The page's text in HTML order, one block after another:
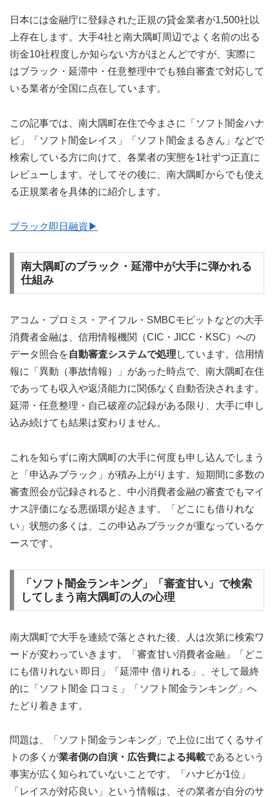
日本には金融庁に登録された正規の貸金業者が1,500社以
上存在します。大手4社と南大隅町周辺でよく名前の出る
街金10社程度しか知らない方がほとんどですが、実際に
はブラック・延滞中・任意整理中でも独自審査で対応して
いる業者が全国に点在しています。
この記事では、南大隅町在住で今まさに「ソフト闇金ハナ
ビ」「ソフト闇金レイス」「ソフト闇金まるきん」などで
検索している方に向けて、各業者の実態を1社ずつ正直に
レビューします。そしてその後に、南大隅町からでも使え
る正規業者を具体的に紹介します。
ブラック即日融資▶
南大隅町のブラック・延滞中が大手に弾かれる
仕組み
アコム・プロミス・アイフル・SMBCモビットなどの大手
消費者金融は、信用情報機関（CIC・JICC・KSC）への
データ照合を自動審査システムで処理 しています。信用情
報に「異動（事故情報）」があった時点で、南大隅町在住
であっても収入や返済能力に関係なく自動否決されます。
延滞・任意整理・自己破産の記録がある限り、大手に申し
込み続けても結果は変わりません。
これを知らずに南大隅町の大手に何度も申し込んでしまう
と「申込みブラック」が積み上がります。短期間に多数の
審査照会が記録されると、中小消費者金融の審査でもマイ
ナス評価になる悪循環が起きます。「どこにも借りれな
い」状態の多くは、この申込みブラックが重なっているケ
ースです。
「ソフト闇金ランキング」「審査甘い」で検索
してしまう南大隅町の人の心理
南大隅町で大手を連続で落とされた後、人は次第に検索ワ
ードが変わっていきます。「審査甘い消費者金融」「どこ
にも借りれない 即日」「延滞中 借りれる」、そして最終
的に「ソフト闇金 口コミ」「ソフト闇金ランキング」へ
たどり着きます。
問題は、「ソフト闇金ランキング」で上位に出てくるサイ
トの多くが業者側の自演・広告費による掲載であるという
事実が広く知られていないことです。「ハナビが1位」
「レイスが対応良い」という情報は、その業者が自分のサ